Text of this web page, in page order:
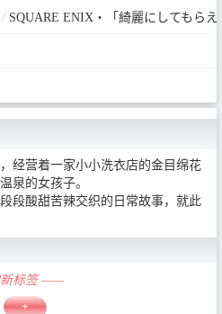
/SQUARE ENIX・「綺麗にしてもら
经营着一家小小洗衣店的金目绵花
泉的女孩子。
段酸甜苦辣交织的日常故事，就此
新标签 ——
+